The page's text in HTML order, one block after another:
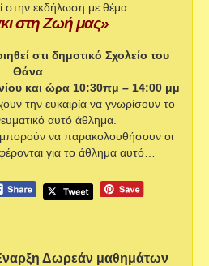
στην εκδήλωση με θέμα:
στη Ζωή μας»
στι δημοτικό Σχολείο του
Θάνα
και ώρα 10:30πμ – 14:00 μμ
την ευκαιρία να γνωρίσουν το
αυτό άθλημα.
να παρακολουθήσουν οι
για το άθλημα αυτό…
Δωρεάν μαθημάτων